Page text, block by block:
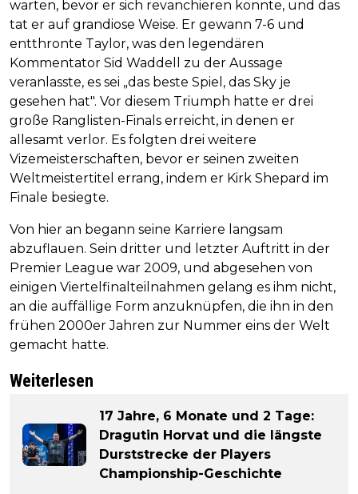
warten, bevor er sich revanchieren konnte, und das
tat er auf grandiose Weise. Er gewann 7-6 und
entthronte Taylor, was den legendären
Kommentator Sid Waddell zu der Aussage
veranlasste, es sei „das beste Spiel, das Sky je
gesehen hat". Vor diesem Triumph hatte er drei
große Ranglisten-Finals erreicht, in denen er
allesamt verlor. Es folgten drei weitere
Vizemeisterschaften, bevor er seinen zweiten
Weltmeistertitel errang, indem er Kirk Shepard im
Finale besiegte.
Von hier an begann seine Karriere langsam
abzuflauen. Sein dritter und letzter Auftritt in der
Premier League war 2009, und abgesehen von
einigen Viertelfinalteilnahmen gelang es ihm nicht,
an die auffällige Form anzuknüpfen, die ihn in den
frühen 2000er Jahren zur Nummer eins der Welt
gemacht hatte.
Weiterlesen
17 Jahre, 6 Monate und 2 Tage:
Dragutin Horvat und die längste
Durststrecke der Players
Championship-Geschichte